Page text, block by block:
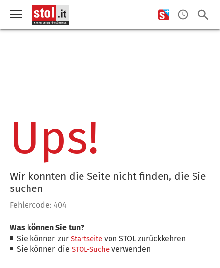
Ups!
Wir konnten die Seite nicht finden, die Sie
suchen
Fehlercode: 404
Was können Sie tun?
Sie können zurStartseite von STOL zurückkehren
Sie können dieSTOL-Suche verwenden